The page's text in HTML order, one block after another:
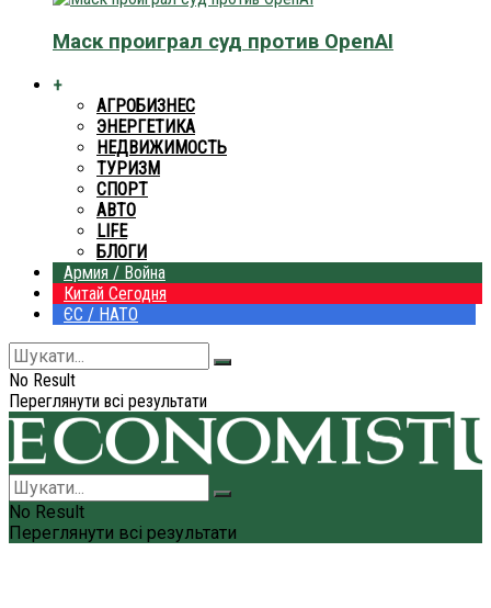
Маск проиграл суд против OpenAI
+
АГРОБИЗНЕС
ЭНЕРГЕТИКА
НЕДВИЖИМОСТЬ
ТУРИЗМ
СПОРТ
АВТО
LIFE
БЛОГИ
Армия / Война
Китай Сегодня
ЄС / НАТО
No Result
Переглянути всі результати
No Result
Переглянути всі результати